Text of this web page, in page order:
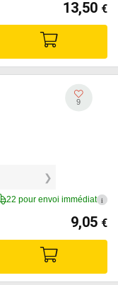
13,50 €
9
22 pour envoi immédiat i
9,05 €